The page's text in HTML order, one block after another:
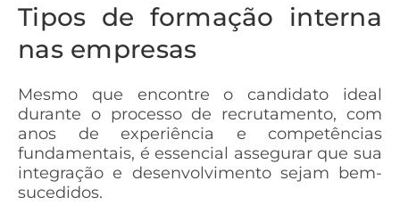
Tipos de formação interna
nas empresas
Mesmo que encontre o candidato ideal
durante o processo de recrutamento, com
anos de experiência e competências
fundamentais, é essencial assegurar que sua
integração e desenvolvimento sejam bem-
sucedidos.